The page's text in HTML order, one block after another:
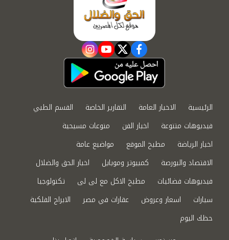
facebook
twitter
youtube
instagram
الرئيسية الاخبار العامة التقارير الخاصة
القسم الطبي
فيديوهات متنوعة
اخبار الفن
منوعات مسيحية
اخبار الرياضة
مطبخ الموقع
مواضيع عامة
الاقتصاد والبورصة
كمبيوتر وموبايل
اخبار الحق والضلال
فيديوهات فضائيات
مطبخ الاكل مع لى لى
تكنولوجيا
سيارات
اسعار وعروض عقارات في مصر
الابراج الفلكية
حظك اليوم